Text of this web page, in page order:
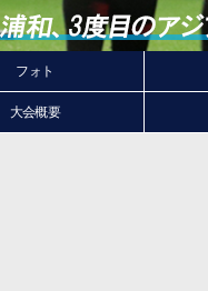
フォト
大会概要